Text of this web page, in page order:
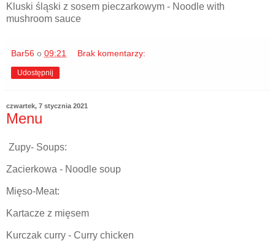
Kluski śląski z sosem pieczarkowym - Noodle with
mushroom sauce
Bar56 o 09:21 Brak komentarzy:
Udostępnij
czwartek, 7 stycznia 2021
Menu
Zupy- Soups:
Zacierkowa - Noodle soup
Mięso-Meat:
Kartacze z mięsem
Kurczak curry - Curry chicken